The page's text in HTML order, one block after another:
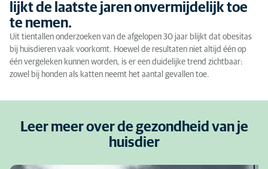
lijkt de laatste jaren onvermijdelijk toe
te nemen.
Uit tientallen onderzoeken van de afgelopen 30 jaar blijkt dat obesitas
bij huisdieren vaak voorkomt. Hoewel de resultaten niet altijd één op
één vergeleken kunnen worden, is er een duidelijke trend zichtbaar:
zowel bij honden als katten neemt het aantal gevallen toe.
Leer meer over de gezondheid van je
huisdier